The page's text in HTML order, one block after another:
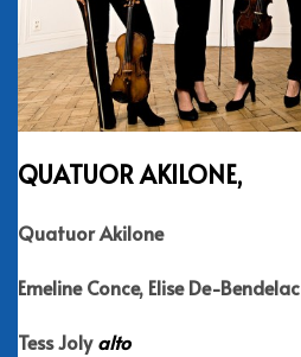
QUATUOR AKILONE,
Quatuor Akilone
Emeline Conce, Elise De-Bendelac
Tess Jolyalto